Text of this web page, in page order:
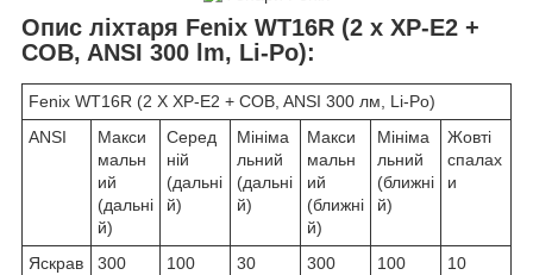
Опис ліхтаря Fenix WT16R (2 x XP-E2 +
COB, ANSI 300 lm, Li-Po):
Fenix WT16R (2 X XP-E2 + COB, ANSI 300 лм, Li-Po)
ANSI
Макси
мальн
ий
(дальні
й)
Серед
ній
(дальні
й)
Мініма
льний
(дальні
й)
Макси
мальн
ий
(ближні
й)
Мініма
льний
(ближні
й)
Жовті
спалах
и
Яскрав
300
100
30
300
100
10